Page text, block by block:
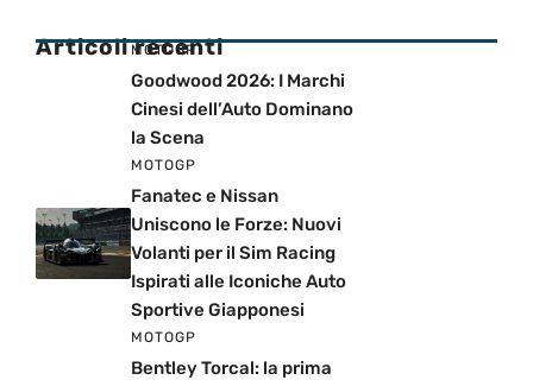
Articoli recenti
MOTOGP
Goodwood 2026: I Marchi
Cinesi dell’Auto Dominano
la Scena
MOTOGP
Fanatec e Nissan
Uniscono le Forze: Nuovi
Volanti per il Sim Racing
Ispirati alle Iconiche Auto
Sportive Giapponesi
MOTOGP
Bentley Torcal: la prima